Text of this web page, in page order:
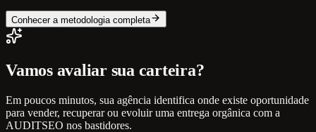
Conhecer a metodologia completa
Vamos avaliar sua carteira?
Em poucos minutos, sua agência identifica onde existe oportunidade
para vender, recuperar ou evoluir uma entrega orgânica com a
AUDITSEO nos bastidores.